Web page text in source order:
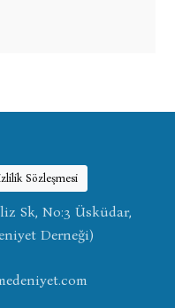
Sözleşmesi
Sk, No:3 Üsküdar,
Derneği)